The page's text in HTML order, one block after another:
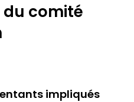
comité
impliqués